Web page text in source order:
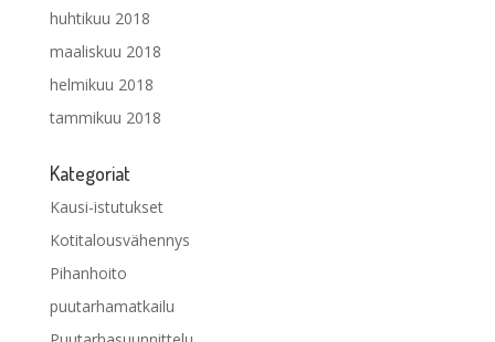
huhtikuu 2018
maaliskuu 2018
helmikuu 2018
tammikuu 2018
Kategoriat
Kausi-istutukset
Kotitalousvähennys
Pihanhoito
puutarhamatkailu